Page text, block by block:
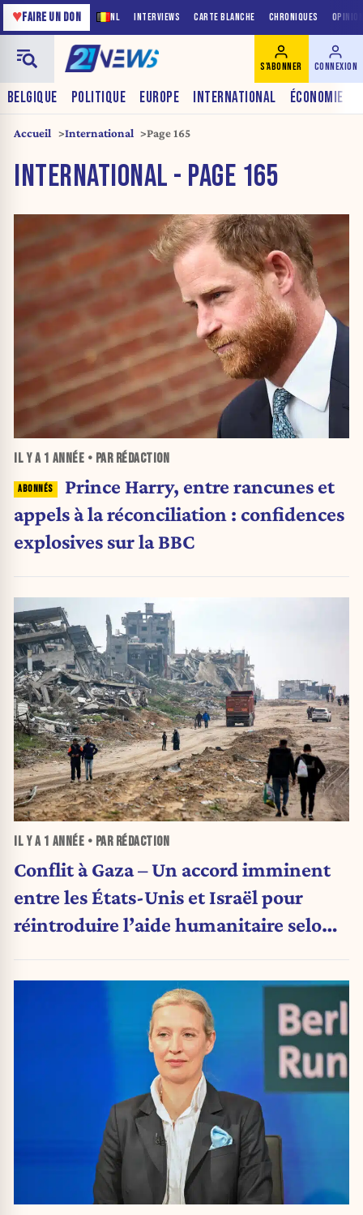
NL INTERVIEWS CARTE BLANCHE CHRONIQUES
♥FAIRE UN DON
BELGIQUE POLITIQUE EUROPE INTERNATIONAL ÉCONOMIE
S'ABONNER CONNEXION
Accueil International Page 165
INTERNATIONAL - PAGE 165
IL Y A 1 ANNÉE • PAR RÉDACTION
Prince Harry, entre rancunes et
appels à la réconciliation : confidences
explosives sur la BBC
IL Y A 1 ANNÉE • PAR RÉDACTION
Conflit à Gaza – Un accord imminent
entre les États-Unis et Israël pour
réintroduire l’aide humanitaire selon